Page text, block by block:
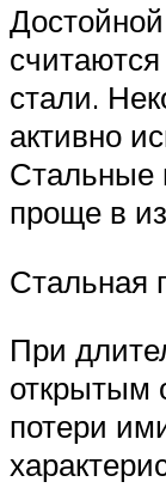
стали.
активно
Стальные
проще в
Стальная
При
открытым
потери